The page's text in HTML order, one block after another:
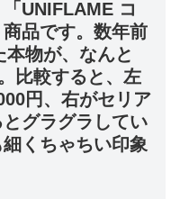
UNIFLAME コ
品です。数年前
本物が、なんと
比較すると、左
円、右がセリア
グラグラしてい
くちゃちい印象